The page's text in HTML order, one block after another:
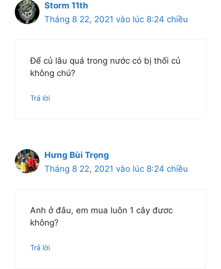
Storm 11th
Tháng 8 22, 2021 vào lúc 8:24 chiều
Để củ lâu quá trong nước có bị thối củ
không chú?
Trả lời
Hưng Bùi Trọng
Tháng 8 22, 2021 vào lúc 8:24 chiều
Anh ở đâu, em mua luôn 1 cây đươc
không?
Trả lời